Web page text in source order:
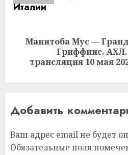
Следующая
запись:
Манитоба Мус —
Гриффинс.
трансляция 10 мая
Добавить
Ваш адрес email не будет
Обязательные поля